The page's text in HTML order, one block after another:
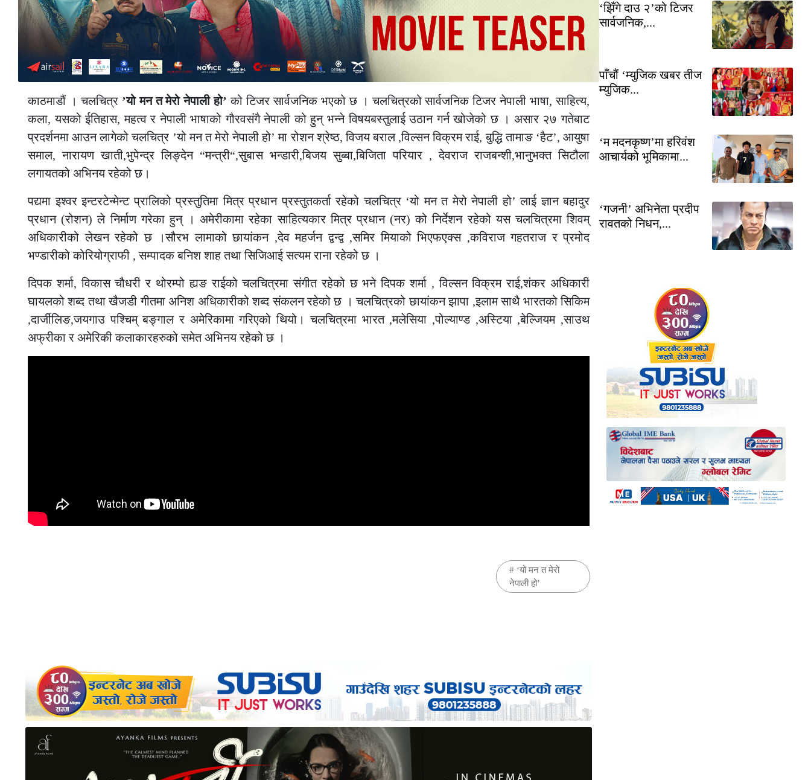
काठमाडौं । चलचित्र’यो मन त मेरो नेपाली हो’ को टिजर सार्वजनिक भएको छ । चलचित्रको सार्वजनिक टिजर नेपाली भाषा, साहित्य,
कला, यसको ईतिहास, महत्व र नेपाली भाषाको गौरवसंगै नेपाली को हुन् भन्ने विषयबस्तुलाई उठान गर्न खोजेको छ । असार २७ गतेबाट
प्रदर्शनमा आउन लागेको चलचित्र ’यो मन त मेरो नेपाली हो’ मा रोशन श्रेष्ठ, विजय बराल ,विल्सन विक्रम राई, बुद्धि तामाङ ‘हैट’, आयुषा
समाल, नारायण खाती,भुपेन्द्र लिङ्देन “मन्त्री“,सुबास भन्डारी,बिजय सुब्बा,बिजिता परियार , देवराज राजबन्शी,भानुभक्त सिटौला
लगायतको अभिनय रहेको छ।
पद्यमा इश्वर इन्टरटेन्मेन्ट प्रालिको प्रस्तुतिमा मित्र प्रधान प्रस्तुतकर्ता रहेको चलचित्र ‘यो मन त मेरो नेपाली हो’ लाई ज्ञान बहादुर
प्रधान (रोशन) ले निर्माण गरेका हुन् । अमेरीकामा रहेका साहित्यकार मित्र प्रधान (नर) को निर्देशन रहेको यस चलचित्रमा शिवम्
अधिकारीको लेखन रहेको छ ।सौरभ लामाको छायांकन ,देव महर्जन द्वन्द्व ,समिर मियाको भिएफएक्स ,कविराज गहतराज र प्रमोद
भण्डारीको कोरियोग्राफी , सम्पादक बनिश शाह तथा सिजिआई सत्यम राना रहेको छ ।
दिपक शर्मा, विकास चौधरी र थोरम्पो ह्यङ राईको चलचित्रमा संगीत रहेको छ भने दिपक शर्मा , विल्सन विक्रम राई,शंकर अधिकारी
घायलको शब्द तथा खैजडी गीतमा अनिश अधिकारीको शब्द संकलन रहेको छ । चलचित्रको छायांकन झापा ,इलाम साथै भारतको सिकिम
,दार्जीलिङ,जयगाउ पश्चिम् बङ्गाल र अमेरिकामा गरिएको थियो। चलचित्रमा भारत ,मलेसिया ,पोल्याण्ड ,अस्टिया ,बेल्जियम ,साउथ
अफ्रीका र अमेरिकी कलाकारहरुको समेत अभिनय रहेको छ ।
# ‘यो मन त मेरो
नेपाली हो’
‘झिँगे दाउ २’को टिजर
सार्वजनिक,...
पाँचौं ‘म्युजिक खबर तीज
म्युजिक...
‘म मदनकृष्ण’मा हरिवंश
आचार्यको भूमिकामा...
‘गजनी’ अभिनेता प्रदीप
रावतको निधन,...